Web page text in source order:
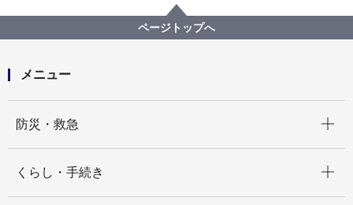
第５期（令和６年度～令和10年度） 「横浜市ホームレ
スの自立の支援等に関する実施計画」を策定しました
ページトップへ
メニュー
防災・救急
くらし・手続き